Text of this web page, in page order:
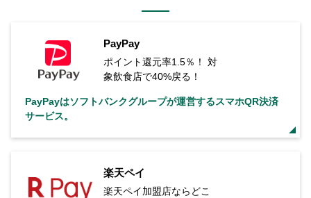
PayPay
ポイント還元率1.5％！ 対
象飲食店で40%戻る！
PayPayはソフトバンクグループが運営するスマホQR決済
サービス。
楽天ペイ
楽天ペイ加盟店ならどこ